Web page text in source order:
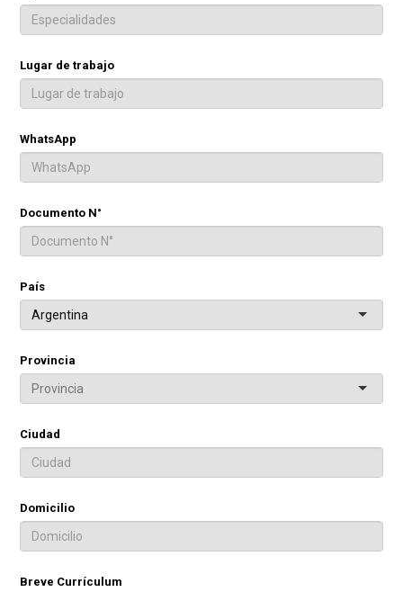
Lugar de trabajo
WhatsApp
Documento N°
País
Argentina
Provincia
Ciudad
Domicilio
Breve Currículum